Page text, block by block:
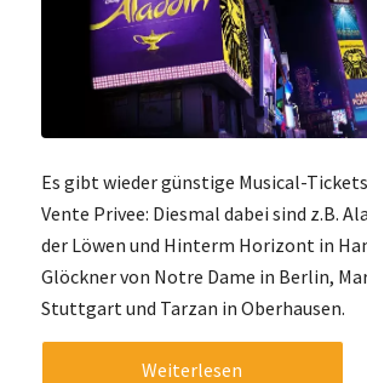
Es gibt wieder günstige Musical-
Vente Privee: Diesmal dabei sind z.B.
der Löwen und Hinterm Horizont in
Glöckner von Notre Dame in Berlin,
Stuttgart und Tarzan in Oberhausen.
Weiterlesen